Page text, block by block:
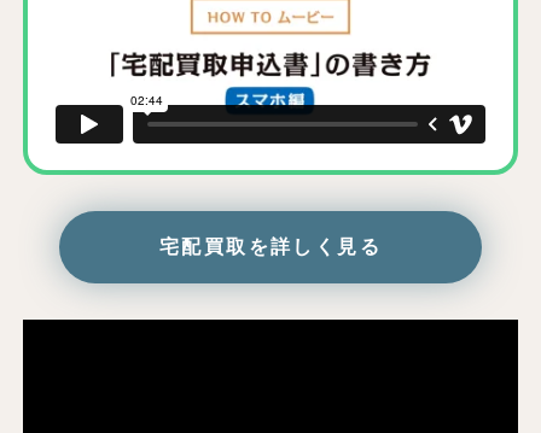
宅配買取を詳しく見る